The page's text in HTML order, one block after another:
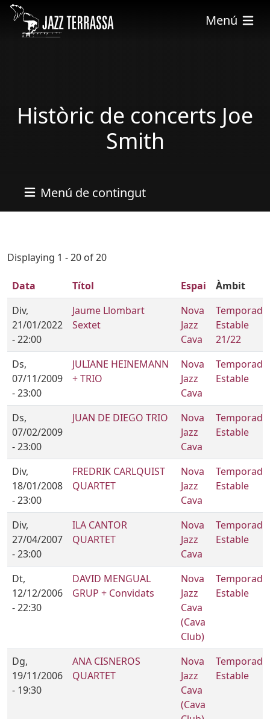
Vés al contingut
Menú
Històric de concerts Joe
Smith
Menú de contingut
Displaying 1 - 20 of 20
Data Títol Espai
Àmbit
Div,
21/01/2022
- 22:00
Jaume Llombart
Sextet
Nova
Jazz
Cava
Temporada
Estable
21/22
Ds,
07/11/2009
- 23:00
JULIANE HEINEMANN
+ TRIO
Nova
Jazz
Cava
Temporada
Estable
Ds,
07/02/2009
- 23:00
JUAN DE DIEGO TRIO
Nova
Jazz
Cava
Temporada
Estable
Div,
18/01/2008
- 23:00
FREDRIK CARLQUIST
QUARTET
Nova
Jazz
Cava
Temporada
Estable
Div,
27/04/2007
- 23:00
ILA CANTOR
QUARTET
Nova
Jazz
Cava
Temporada
Estable
Dt,
12/12/2006
- 22:30
DAVID MENGUAL
GRUP + Convidats
Nova
Jazz
Cava
(Cava
Club)
Temporada
Estable
Dg,
19/11/2006
- 19:30
ANA CISNEROS
QUARTET
Nova
Jazz
Cava
(Cava
Temporada
Estable